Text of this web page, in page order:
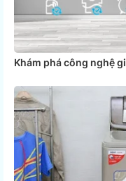
Khám phá công nghệ